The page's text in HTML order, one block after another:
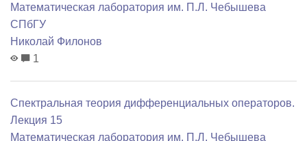
Математичеcкая лаборатория им. П.Л. Чебышева
СПбГУ
Николай Филонов
1
Спектральная теория дифференциальных операторов.
Лекция 15
Математичеcкая лаборатория им. П.Л. Чебышева